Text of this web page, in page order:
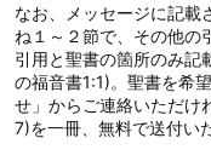
なお、メッセージに記載
ね１～２節で、その他の
引用と聖書の箇所のみ記
の福音書1:1)。聖書を希
せ」からご連絡いただけ
7)を一冊、無料で送付い